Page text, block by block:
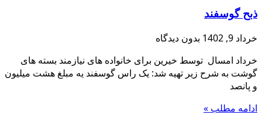
ذبح گوسفند
خرداد 9, 1402
بدون دیدگاه
خرداد امسال توسط خیرین برای خانواده های نیازمند بسته های
گوشت به شرح زیر تهیه شد: یک راس گوسفند یه مبلغ هشت میلیون
و پانصد
ادامه مطلب »